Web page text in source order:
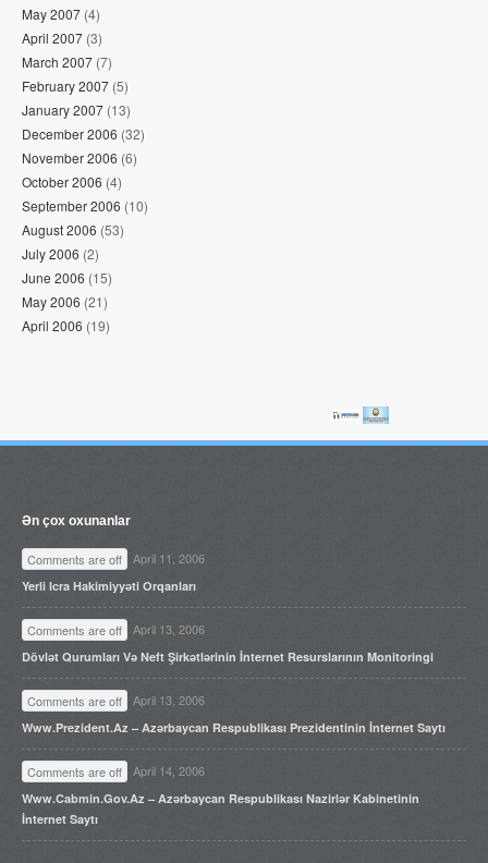
May 2007 (4)
April 2007 (3)
March 2007 (7)
February 2007 (5)
January 2007 (13)
December 2006 (32)
November 2006 (6)
October 2006 (4)
September 2006 (10)
August 2006 (53)
July 2006 (2)
June 2006 (15)
May 2006 (21)
April 2006 (19)
Ən çox oxunanlar
Comments are off April 11, 2006
Yerli Icra Hakimiyyəti Orqanları
Comments are off April 13, 2006
Dövlət Qurumları Və Neft Şirkətlərinin İnternet Resurslarının Monitoringi
Comments are off April 13, 2006
Www.prezident.az – Azərbaycan Respublikası Prezidentinin İnternet Saytı
Comments are off April 14, 2006
Www.cabmin.gov.az – Azərbaycan Respublikası Nazirlər Kabinetinin
İnternet Saytı